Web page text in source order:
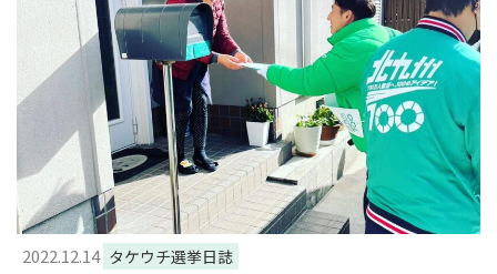
2022.12.14 タケウチ選挙日誌